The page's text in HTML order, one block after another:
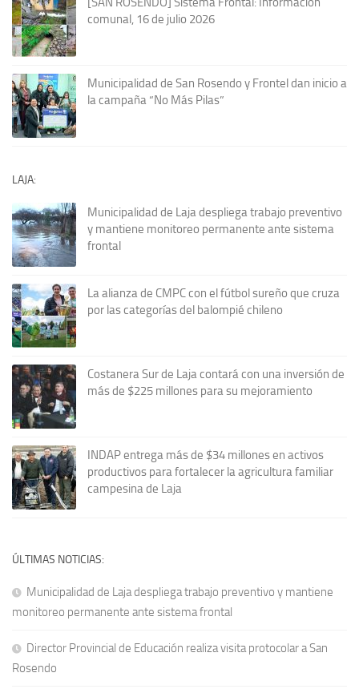
comunal, 16 de julio 2026
Municipalidad de San Rosendo y Frontel dan inicio a
la campaña “No Más Pilas”
LAJA:
Municipalidad de Laja despliega trabajo preventivo
y mantiene monitoreo permanente ante sistema
frontal
La alianza de CMPC con el fútbol sureño que cruza
por las categorías del balompié chileno
Costanera Sur de Laja contará con una inversión de
más de $225 millones para su mejoramiento
INDAP entrega más de $34 millones en activos
productivos para fortalecer la agricultura familiar
campesina de Laja
ÚLTIMAS NOTICIAS:
Municipalidad de Laja despliega trabajo preventivo y mantiene
monitoreo permanente ante sistema frontal
Director Provincial de Educación realiza visita protocolar a San
Rosendo